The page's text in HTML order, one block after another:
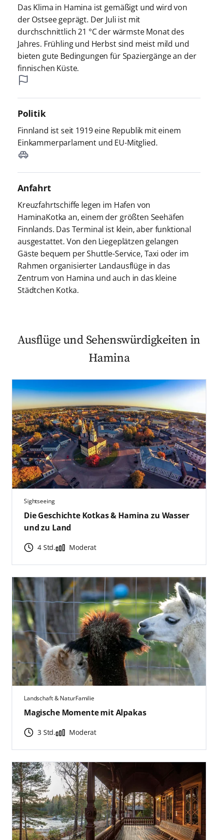
Das Klima in Hamina ist gemäßigt und wird von
der Ostsee geprägt. Der Juli ist mit
durchschnittlich 21 °C der wärmste Monat des
Jahres. Frühling und Herbst sind meist mild und
bieten gute Bedingungen für Spaziergänge an der
finnischen Küste.
Politik
Finnland ist seit 1919 eine Republik mit einem
Einkammerparlament und EU-Mitglied.
Anfahrt
Kreuzfahrtschiffe legen im Hafen von
HaminaKotka an, einem der größten Seehäfen
Finnlands. Das Terminal ist klein, aber funktional
ausgestattet. Von den Liegeplätzen gelangen
Gäste bequem per Shuttle-Service, Taxi oder im
Rahmen organisierter Landausflüge in das
Zentrum von Hamina und auch in das kleine
Städtchen Kotka.
Ausflüge und Sehenswürdigkeiten in
Hamina
Sightseeing
Die Geschichte Kotkas & Hamina zu Wasser
und zu Land
4 Std. Moderat
Landschaft & NaturFamilie
Magische Momente mit Alpakas
3 Std. Moderat